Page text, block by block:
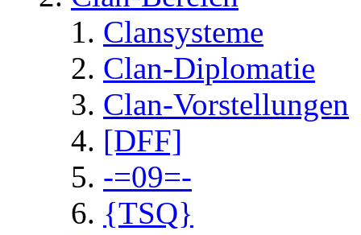
Clansysteme
Clan-Diplomatie
Clan-Vorstellungen
[DFF]
-=09=-
{TSQ}